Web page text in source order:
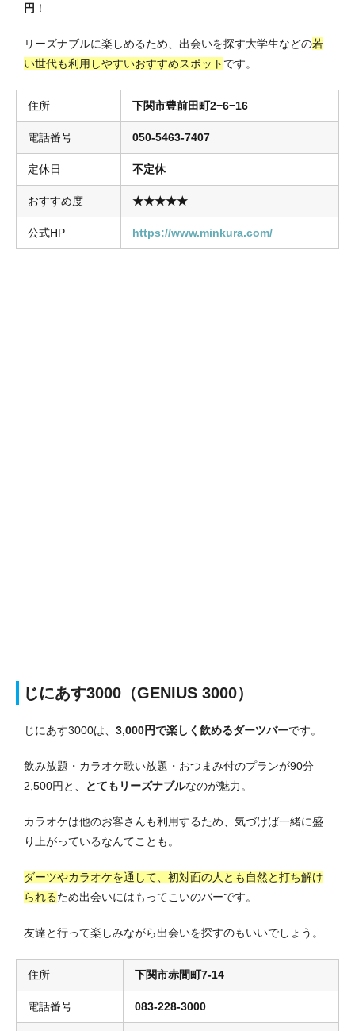
円 ！
リーズナブルに楽しめるため、出会いを探す大学生などの若
い世代も利用しやすいおすすめスポット です。
住所 下関市豊前田町2−6−16
電話番号 050-5463-7407
定休日 不定休
おすすめ度 ★★★★★
公式HP https://www.minkura.com/
じにあす3000（GENIUS 3000）
じにあす3000は、 3,000円で楽しく飲めるダーツバーです。
飲み放題・カラオケ歌い放題・おつまみ付のプランが90分
2,500円と、
とてもリーズナブルなのが魅力。
カラオケは他のお客さんも利用するため、気づけば一緒に盛
り上がっているなんてことも。
ダーツやカラオケを通して、初対面の人とも自然と打ち解け
られるため出会いにはもってこいのバーです。
友達と行って楽しみながら出会いを探すのもいいでしょう。
住所 下関市赤間町7-14
電話番号 083-228-3000